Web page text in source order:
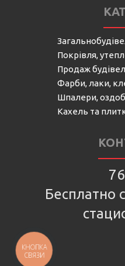
Покрівля,
Продаж
Фарби, лаки,
Шпалери,
Кахель та
Бесплатно
КНОПКА
СВЯЗИ